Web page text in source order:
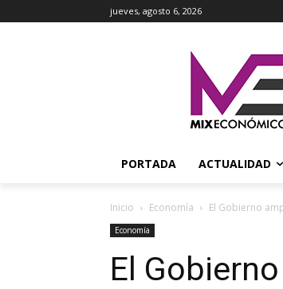
jueves, agosto 6, 2026
PORTADA ACTUALIDAD
Inicio Economía El Gobierno
Economía
El